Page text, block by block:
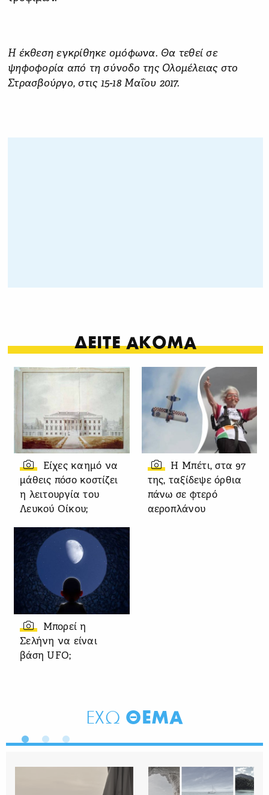
Η έκθεση εγκρίθηκε ομόφωνα. Θα τεθεί σε
ψηφοφορία από τη σύνοδο της Ολομέλειας στο
Στρασβούργο, στις 15-18 Μαΐου 2017.
ΔΕΙΤΕ ΑΚΟΜΑ
Είχες καημό να
μάθεις πόσο κοστίζει
η λειτουργία του
Λευκού Οίκου;
Η Μπέτι, στα 97
της, ταξίδεψε όρθια
πάνω σε φτερό
αεροπλάνου
Μπορεί η
Σελήνη να είναι
βάση UFO;
ΕΧΩ ΘΕΜΑ